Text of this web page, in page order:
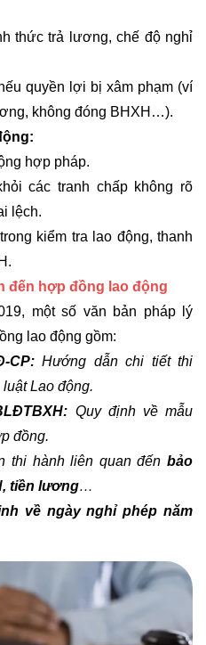
thức trả lương, chế độ nghỉ
quyền lợi bị xâm phạm (ví
không đóng BHXH…).
hợp pháp.
các tranh chấp không rõ
lệch.
kiểm tra lao động, thanh
đến hợp đồng lao động
một số văn bản pháp lý
lao động gồm:
CP:Hướng dẫn chi tiết thi
Lao động.
Quy định về mẫu
đồng.
thi hành liên quan đến bảo
tiền lương…
về ngày nghỉ phép năm